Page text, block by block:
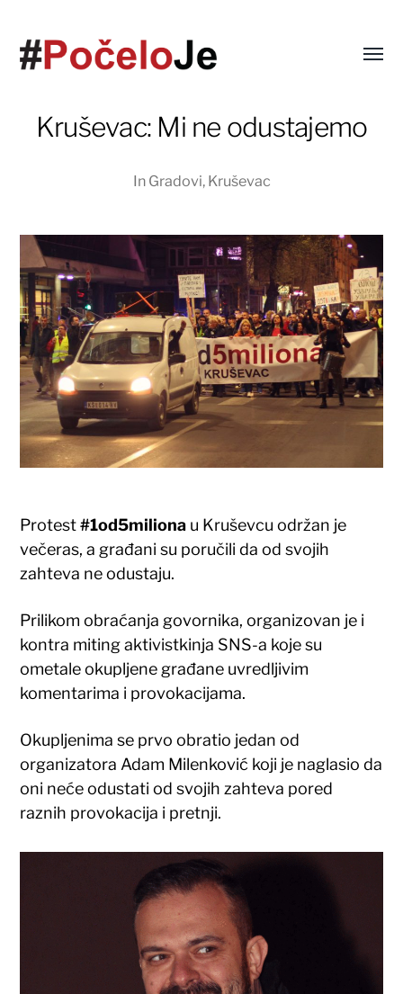
Kruševac: Mi ne odustajemo
In Gradovi, Kruševac
Protest#1od5miliona u Kruševcu održan je
večeras, a građani su poručili da od svojih
zahteva ne odustaju.
Prilikom obraćanja govornika, organizovan je i
kontra miting aktivistkinja SNS-a koje su
ometale okupljene građane uvredljivim
komentarima i provokacijama.
Okupljenima se prvo obratio jedan od
organizatora Adam Milenković koji je naglasio da
oni neće odustati od svojih zahteva pored
raznih provokacija i pretnji.